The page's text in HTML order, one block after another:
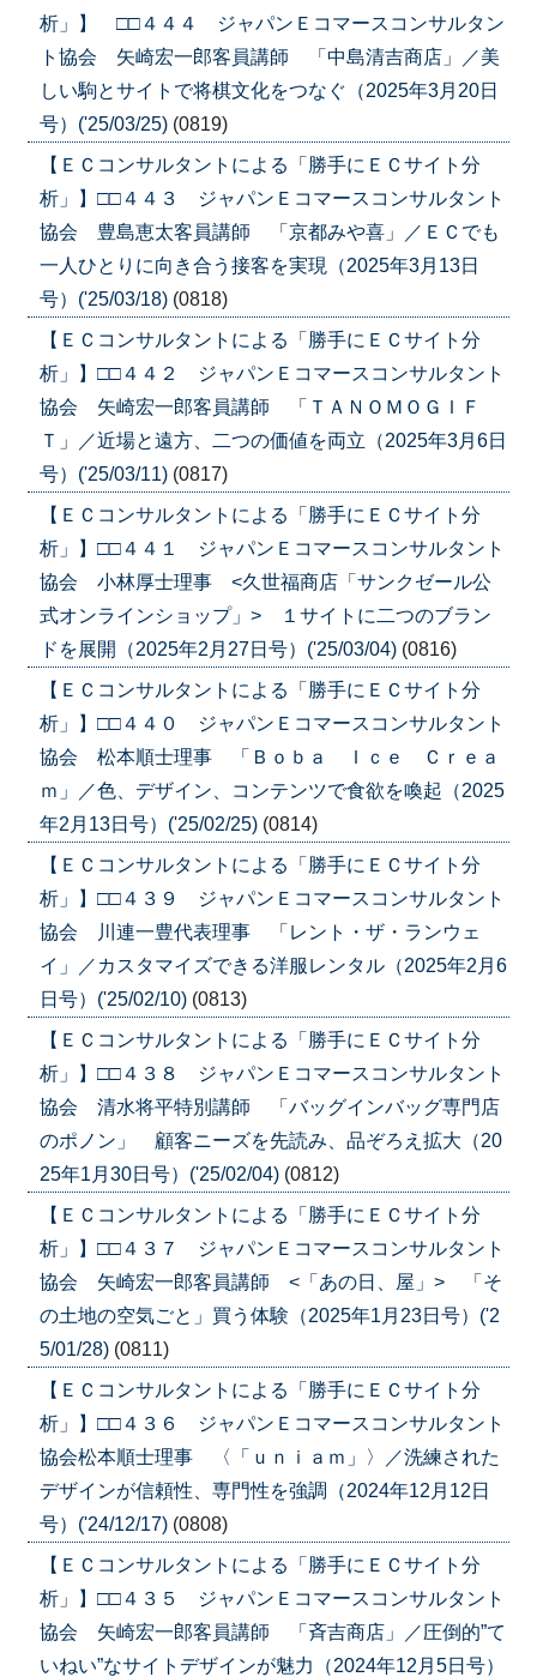
析」】 □□４４４ ジャパンＥコマースコンサルタン
ト協会 矢崎宏一郎客員講師 「中島清吉商店」／美
しい駒とサイトで将棋文化をつなぐ（2025年3月20日
号）('25/03/25) (0819)
【ＥＣコンサルタントによる「勝手にＥＣサイト分
析」】□□４４３ ジャパンＥコマースコンサルタント
協会 豊島恵太客員講師 「京都みや喜」／ＥＣでも
一人ひとりに向き合う接客を実現（2025年3月13日
号）('25/03/18) (0818)
【ＥＣコンサルタントによる「勝手にＥＣサイト分
析」】□□４４２ ジャパンＥコマースコンサルタント
協会 矢崎宏一郎客員講師 「ＴＡＮＯＭＯＧＩＦ
Ｔ」／近場と遠方、二つの価値を両立（2025年3月6日
号）('25/03/11) (0817)
【ＥＣコンサルタントによる「勝手にＥＣサイト分
析」】□□４４１ ジャパンＥコマースコンサルタント
協会 小林厚士理事 <久世福商店「サンクゼール公
式オンラインショップ」> １サイトに二つのブラン
ドを展開（2025年2月27日号）('25/03/04) (0816)
【ＥＣコンサルタントによる「勝手にＥＣサイト分
析」】□□４４０ ジャパンＥコマースコンサルタント
協会 松本順士理事 「Ｂｏｂａ Ｉｃｅ Ｃｒｅａ
ｍ」／色、デザイン、コンテンツで食欲を喚起（2025
年2月13日号）('25/02/25) (0814)
【ＥＣコンサルタントによる「勝手にＥＣサイト分
析」】□□４３９ ジャパンＥコマースコンサルタント
協会 川連一豊代表理事 「レント・ザ・ランウェ
イ」／カスタマイズできる洋服レンタル（2025年2月6
日号）('25/02/10) (0813)
【ＥＣコンサルタントによる「勝手にＥＣサイト分
析」】□□４３８ ジャパンＥコマースコンサルタント
協会 清水将平特別講師 「バッグインバッグ専門店
のポノン」 顧客ニーズを先読み、品ぞろえ拡大（20
25年1月30日号）('25/02/04) (0812)
【ＥＣコンサルタントによる「勝手にＥＣサイト分
析」】□□４３７ ジャパンＥコマースコンサルタント
協会 矢崎宏一郎客員講師 <「あの日、屋」> 「そ
の土地の空気ごと」買う体験（2025年1月23日号）('2
5/01/28) (0811)
【ＥＣコンサルタントによる「勝手にＥＣサイト分
析」】□□４３６ ジャパンＥコマースコンサルタント
協会松本順士理事 〈「ｕｎｉａｍ」〉／洗練された
デザインが信頼性、専門性を強調（2024年12月12日
号）('24/12/17) (0808)
【ＥＣコンサルタントによる「勝手にＥＣサイト分
析」】□□４３５ ジャパンＥコマースコンサルタント
協会 矢崎宏一郎客員講師 「斉吉商店」／圧倒的”て
いねい”なサイトデザインが魅力（2024年12月5日号）